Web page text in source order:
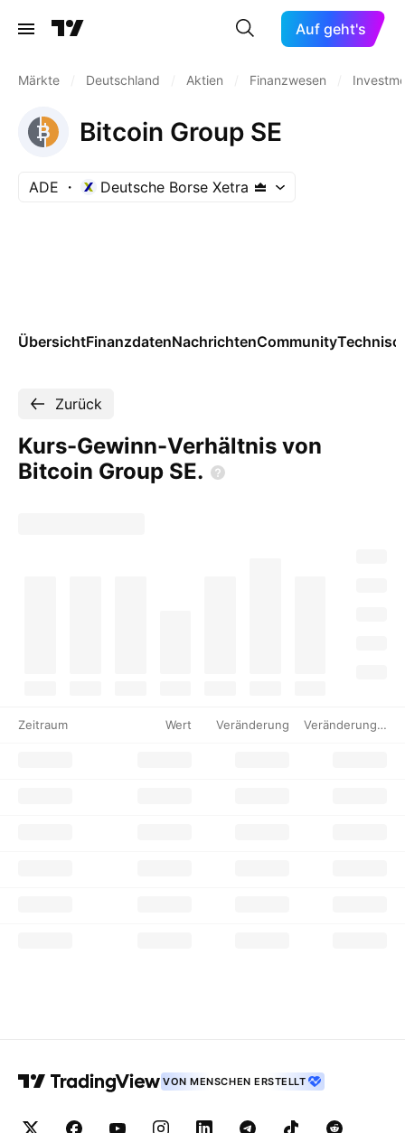
Auf geht's
Märkte Deutschland Aktien Finanzwesen
Bitcoin Group SE
ADE Deutsche Borse Xetra
ÜbersichtFinanzdatenNachrichtenCommunity
Zurück
Kurs-Gewinn-Verhältnis von
Bitcoin Group SE.
Zeitraum Wert Veränderung Veränderung %
VON MENSCHEN ERSTELLT